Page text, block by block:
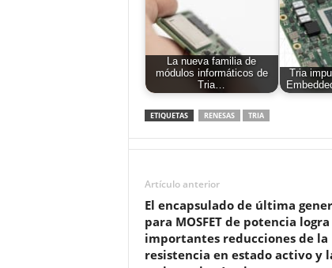
La nueva familia de
módulos informáticos de
Tria…
Tria
ETIQUETAS RENESAS TRIA
Artículo anterior
El encapsulado de última
para MOSFET de potencia logra
importantes reducciones de la
resistencia en estado activo y